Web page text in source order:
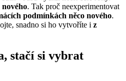
nového. Tak proč neexperimentovat
podmínkách něco nového.
snadno si ho vytvoříte i z
stačí si vybrat